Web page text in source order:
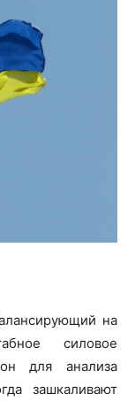
на
силовое
для анализа
зашкаливают